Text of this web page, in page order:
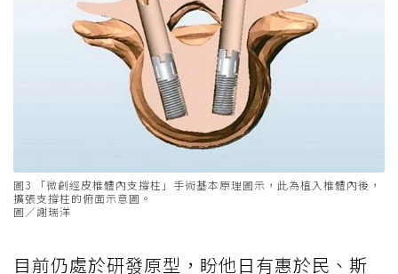
圖3 「微創經皮椎體內支撐柱」手術基本原理圖示，此為植入椎體內後，
擴張支撐柱的俯面示意圖。
圖／謝瑞洋
目前仍處於研發原型，盼他日有惠於民、斯